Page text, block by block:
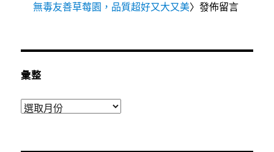
無毒友善草莓園，品質超好又大又美〉發佈留言
彙整
彙